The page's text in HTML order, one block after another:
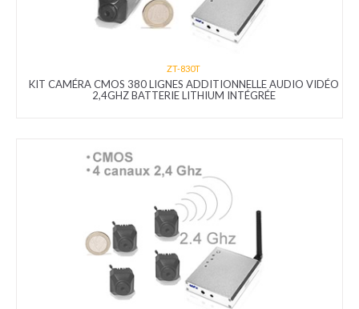
ZT-830T
KIT CAMÉRA CMOS 380 LIGNES ADDITIONNELLE AUDIO VIDÉO
2,4GHZ BATTERIE LITHIUM INTÉGRÉE